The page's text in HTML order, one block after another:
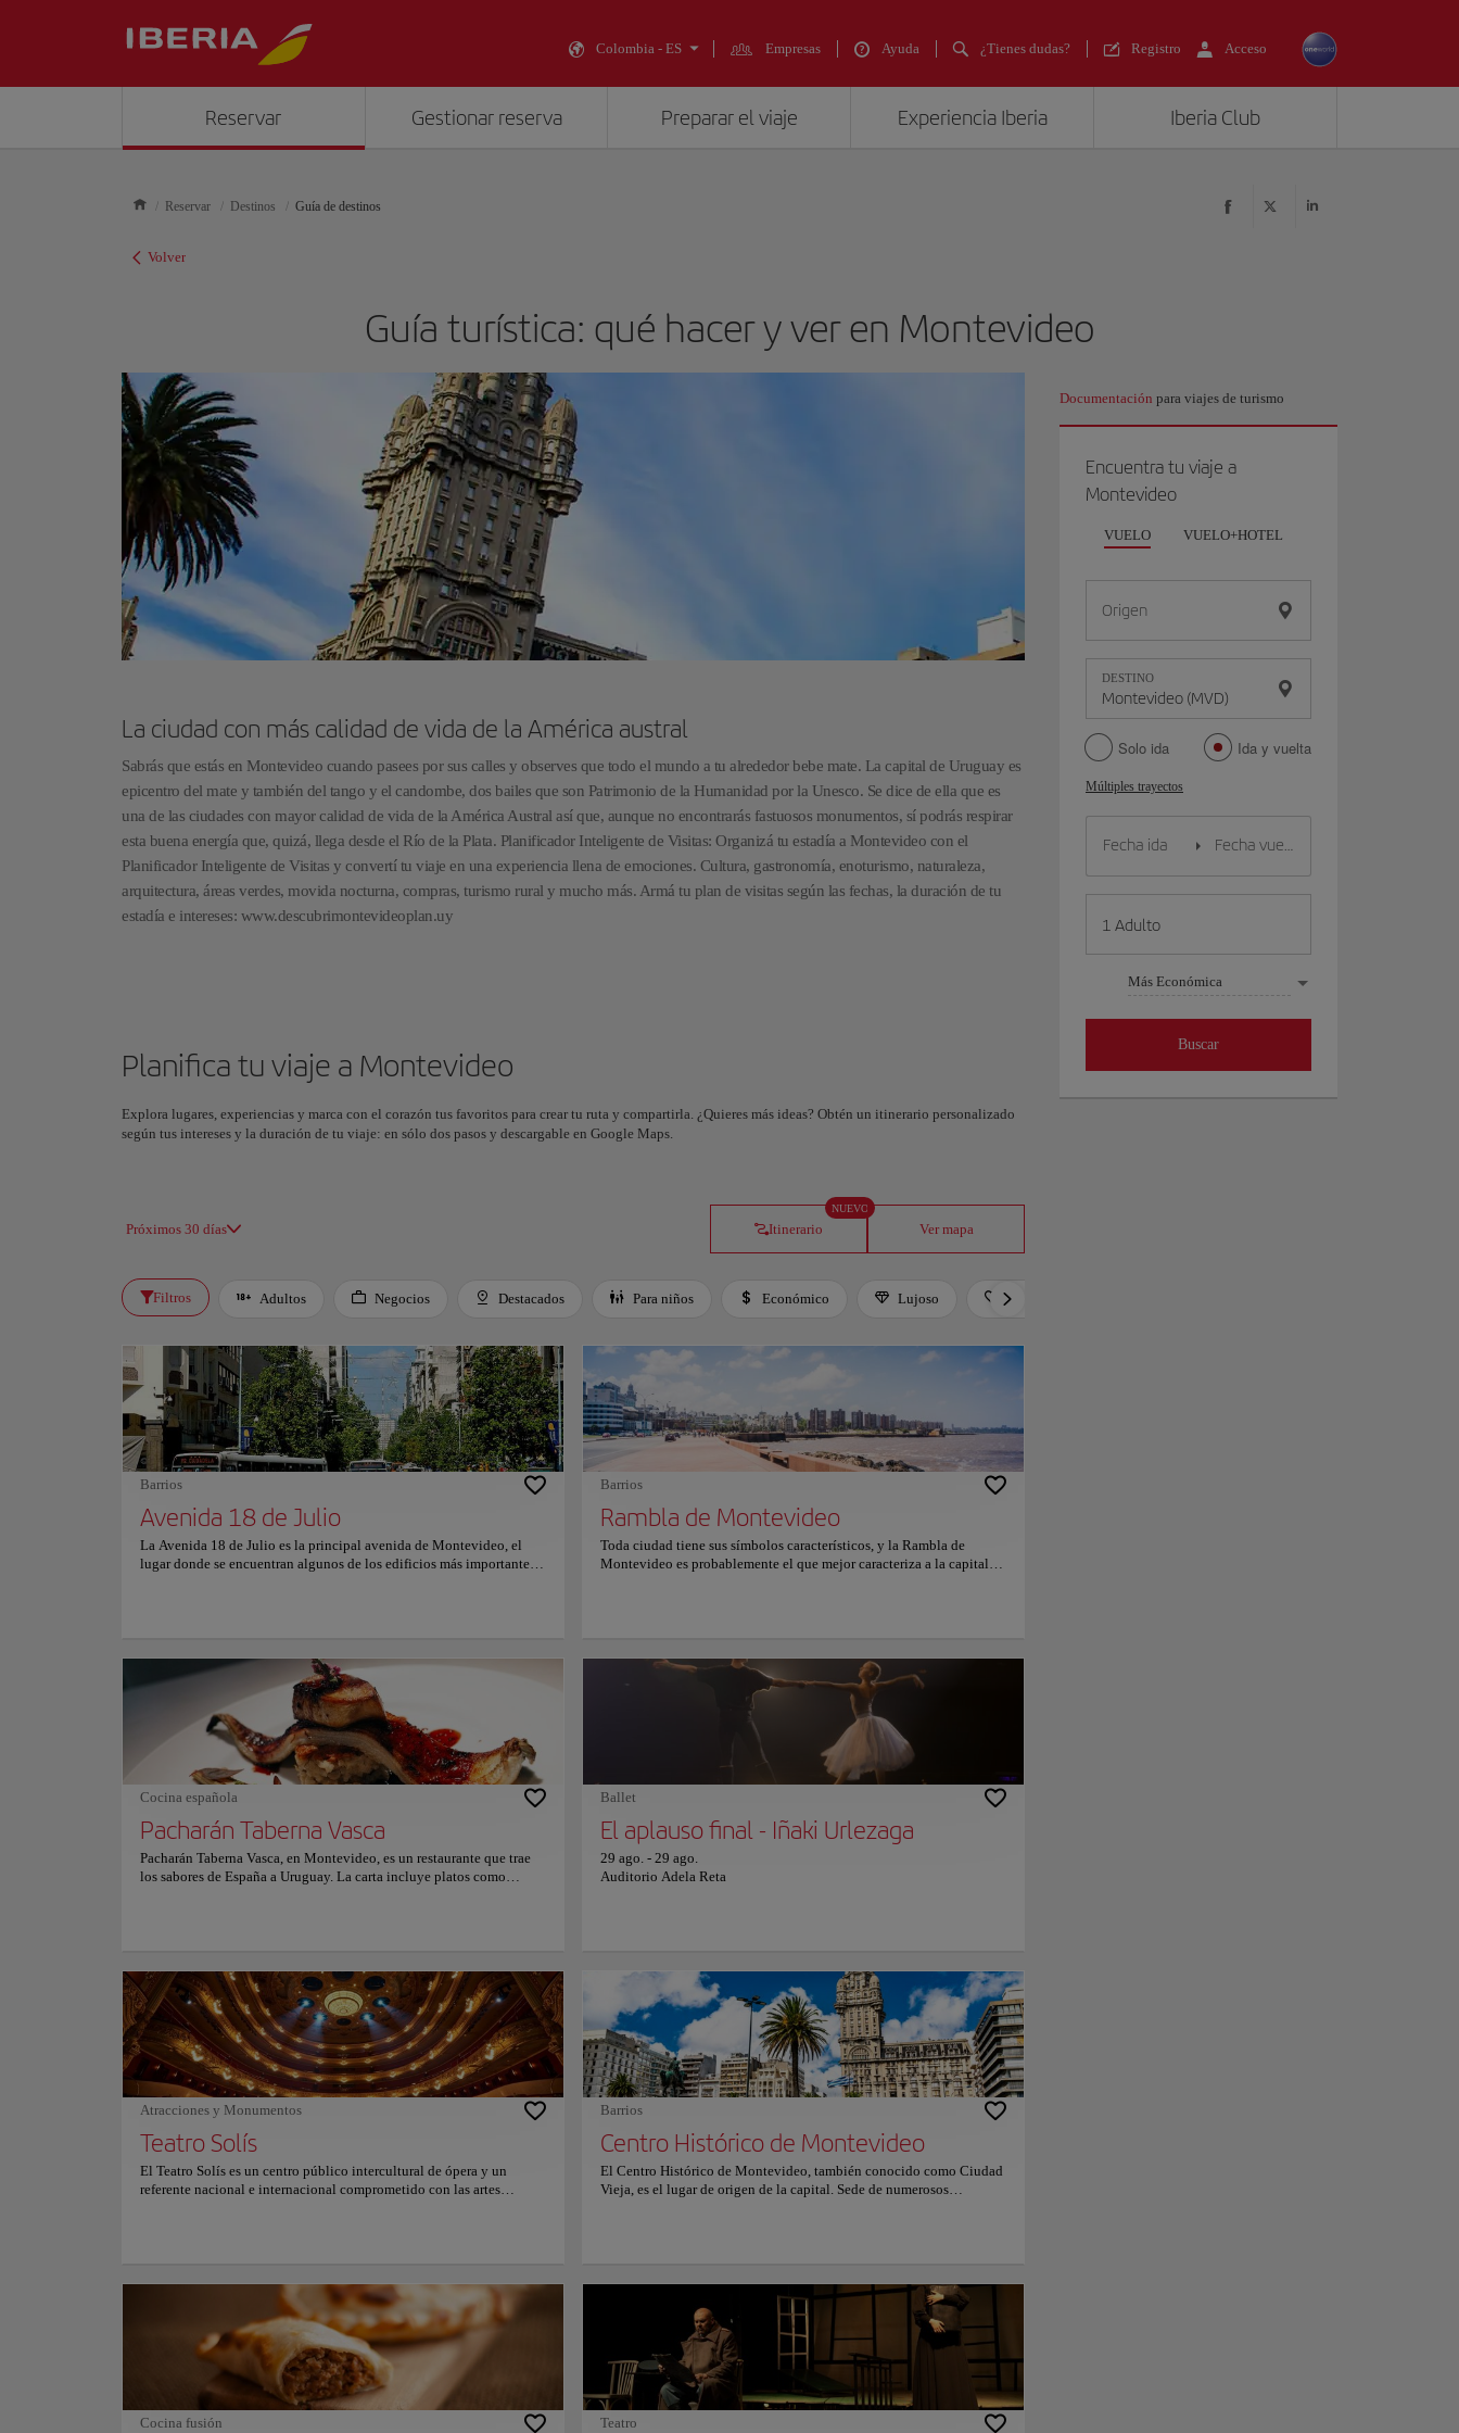
Colombia - ES Empresas Ayuda ¿Tienes dudas? Registro Acceso
Reservar Gestionar reserva Preparar el viaje Experiencia Iberia Iberia Club
Reservar Destinos Guía de destinos
Volver
Guía turística: qué hacer y ver en Montevideo
La ciudad con más calidad de vida de la América austral
Sabrás que estás en Montevideo cuando pasees por sus calles y observes que todo el mundo a tu alrededor bebe mate. La capital de Uruguay es
epicentro del mate y también del tango y el candombe, dos bailes que son Patrimonio de la Humanidad por la Unesco. Se dice de ella que es
una de las ciudades con mayor calidad de vida de la América Austral así que, aunque no encontrarás fastuosos monumentos, sí podrás respirar
esta buena energía que, quizá, llega desde el Río de la Plata. Planificador Inteligente de Visitas: Organizá tu estadía a Montevideo con el
Planificador Inteligente de Visitas y convertí tu viaje en una experiencia llena de emociones. Cultura, gastronomía, enoturismo, naturaleza,
arquitectura, áreas verdes, movida nocturna, compras, turismo rural y mucho más. Armá tu plan de visitas según las fechas, la duración de tu
estadía e intereses: www.descubrimontevideoplan.uy
Planifica tu viaje a Montevideo
Explora lugares, experiencias y marca con el corazón tus favoritos para crear tu ruta y compartirla. ¿Quieres más ideas? Obtén un itinerario personalizado
según tus intereses y la duración de tu viaje: en sólo dos pasos y descargable en Google Maps.
Próximos 30 días Itinerario
NUEVO
Entendido
Ver mapa
Filtros Adultos Negocios Destacados Para niños Económico Lujoso Romántico
Barrios
Avenida 18 de Julio
La Avenida 18 de Julio es la principal avenida de Montevideo, el
lugar donde se encuentran algunos de los edificios más importantes o
atesora un sinfín de historias ya que es un lugar rodeado de
numerosos comercios, restaurantes, bares, cines, teatros, plazas, mesas
de pool, boliches, la Intendencia con su explanada, la fuente de las
esclusas, la feria Tristán Narvaja, y mucho más. El lugar ideal para
experimentar el estilo de vida de los montevideanos.
Barrios
Rambla de Montevideo
Toda ciudad tiene sus símbolos característicos, y la Rambla de
Montevideo es probablemente el que mejor caracteriza a la capital
vehículos como de paseo peatonal. Pasee por esta avenida principal
incluida en la declaración de Monumentos Históricos Nacionales, y
disfrute de la vista de las numerosas playas que la bordean, como
Ramírez, Pocitos, Malvín y Carrasco, entre otras.
Cocina española
Pacharán Taberna Vasca
Pacharán Taberna Vasca, en Montevideo, es un restaurante que trae
los sabores de España a Uruguay. La carta incluye platos como
personal cálido y acogedor. Es el lugar perfecto para una cena
romántica o una noche con amigos. Tanto si busca el sabor de España
o simplemente una buena comida, Pacharán Taberna Vasca le
encantará.
Ballet
El aplauso final - Iñaki Urlezaga
29 ago. - 29 ago.
Auditorio Adela Reta
Atracciones y Monumentos
Teatro Solís
El Teatro Solís es un centro público intercultural de ópera y un
referente nacional e internacional comprometido con las artes
neoclásico y sus características que lo asemejan al Teatro Carlo
Felice de Génova, Italia, a la sala de conciertos de La Scala de Milán
y al Teatro Metastasio italiano. Visite este teatro que lleva el nombre
del explorador Juan Díaz de Solís, el primer explorador europeo que
desembarcó en el actual Uruguay, y descubra una de las joyas
culturales más preciadas del país. Para más información sobre
horarios y precios, consulte su web oficial.
Barrios
Centro Histórico de Montevideo
El Centro Histórico de Montevideo, también conocido como Ciudad
Vieja, es el lugar de origen de la capital. Sede de numerosos
gran valor arquitectónico, como el Cabildo de Montevideo, el Teatro
Solís, la Iglesia Matriz y varios museos, como el Museo Torres
García, el Museo Gurvich y el Museo Figari, entre otros. Descubra el
legado monumental de la capital, un lugar donde modernismo y
tradición se funden en el Centro Histórico de Montevideo.
Cocina fusión Teatro
Documentación para viajes de turismo
Encuentra tu viaje a
Montevideo
VUELO VUELO+HOTEL
Origen
DESTINO
Solo ida Ida y vuelta
Múltiples trayectos
Más Económica
Buscar